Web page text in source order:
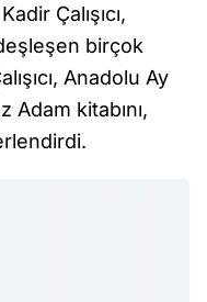
Çalışıcı,
birçok
Anadolu Ay
Adam kitabını,